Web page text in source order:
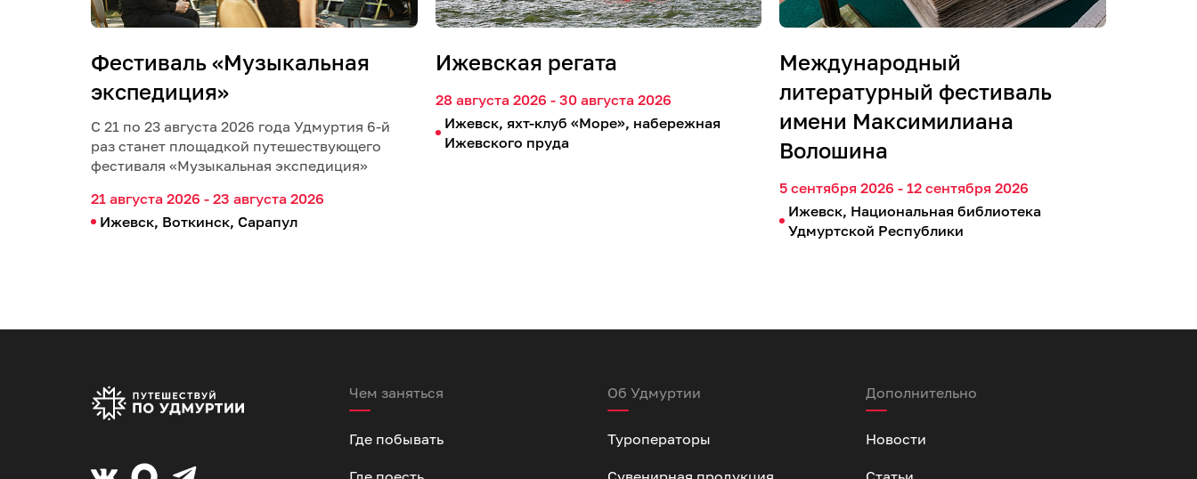
Фестиваль «Музыкальная
экспедиция»
С 21 по 23 августа 2026 года Удмуртия 6-й
раз станет площадкой путешествующего
фестиваля «Музыкальная экспедиция»
21 августа 2026 - 23 августа 2026
Ижевск, Воткинск, Сарапул
Ижевская регата
28 августа 2026 - 30 августа 2026
Ижевск, яхт-клуб «Море», набережная
Ижевского пруда
Международный
литературный фестиваль
имени Максимилиана
Волошина
5 сентября 2026 - 12 сентября 2026
Ижевск, Национальная библиотека
Удмуртской Республики
Чем заняться
Где побывать
Об Удмуртии
Туроператоры
Дополнительно
Новости